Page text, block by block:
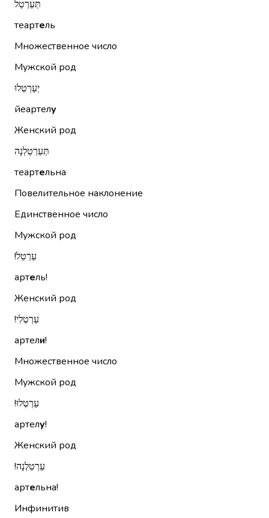
תְּעַרְטֵל
теартель
Множественное число
Мужской род
יְעַרְטְלוּ
йеартелу
Женский род
תְּעַרְטֵלְנָה
теартельна
Повелительное наклонение
Единственное число
Мужской род
עַרְטֵל!‏
артель!
Женский род
עַרְטְלִי!‏
артели!
Множественное число
Мужской род
עַרְטְלוּ!‏
артелу!
Женский род
עַרְטֵלְנָה!‏
артельна!
Инфинитив